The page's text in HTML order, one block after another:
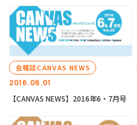
2016.06.01
会報誌CANVAS NEWS
【CANVAS NEWS】2016年6・7月号